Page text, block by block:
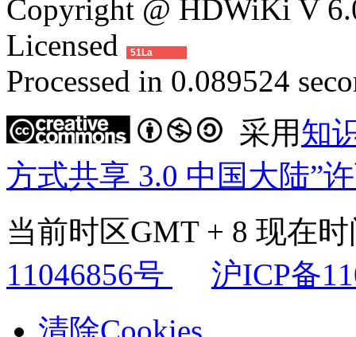
Copyright @ HDWiKi V
Licensed
51La
Processed in 0.089524
采用知
方式共享 3.0 中国大陆”
当前时区GMT + 8 现在
11046856号
沪ICP备
清除Cookies